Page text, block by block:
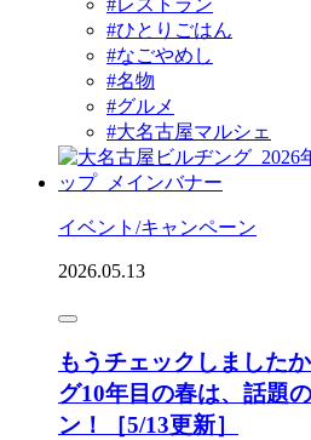
#レストラン
#ひとりごはん
#なごやめし
#名物
#グルメ
#大名古屋マルシェ
イベント/キャンペーン
2026.05.13
もうチェックしました
グ10年目の春は、話題
ン！［5/13更新］